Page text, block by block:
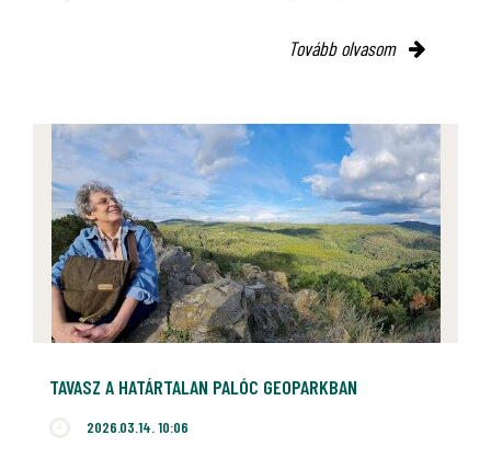
Tovább olvasom
TAVASZ A HATÁRTALAN PALÓC GEOPARKBAN
2026.03.14. 10:06